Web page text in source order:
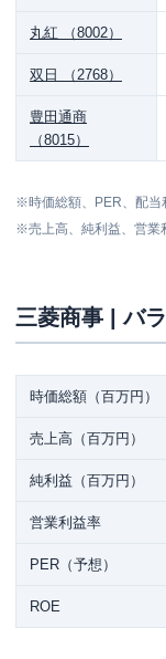
丸紅 （8002）
双日 （2768）
豊田通商
（8015）
※時価総額、PER、配当
※売上高、純利益、営業
三菱商事 | バ
時価総額（百万円）
売上高（百万円）
純利益（百万円）
営業利益率
PER（予想）
ROE